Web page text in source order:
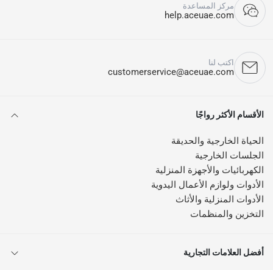
مركز المساعدة
help.aceuae.com
اكتب لنا
customerservice@aceuae.com
الأقسام الأكثر رواجًا
الحياة الخارجية والحديقة
الجلسات الخارجية
الكهربائيات والأجهزة المنزلية
الأدوات ولوازم الأعمال اليدوية
الأدوات المنزلية والأثاث
التخزين والمنظمات
أفضل العلامات التجارية